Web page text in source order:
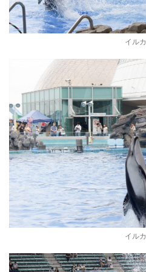
イルカ
イルカ